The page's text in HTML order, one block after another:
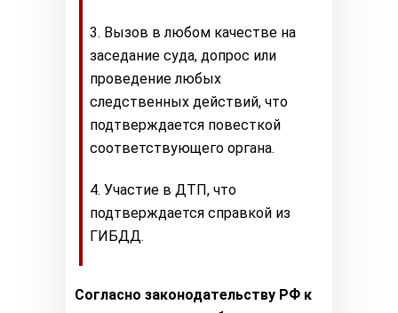
Вызов в любом качестве на
заседание суда, допрос или
проведение любых
следственных действий, что
подтверждается повесткой
соответствующего органа.
Участие в ДТП, что
подтверждается справкой из
ГИБДД.
Согласно законодательству РФ к